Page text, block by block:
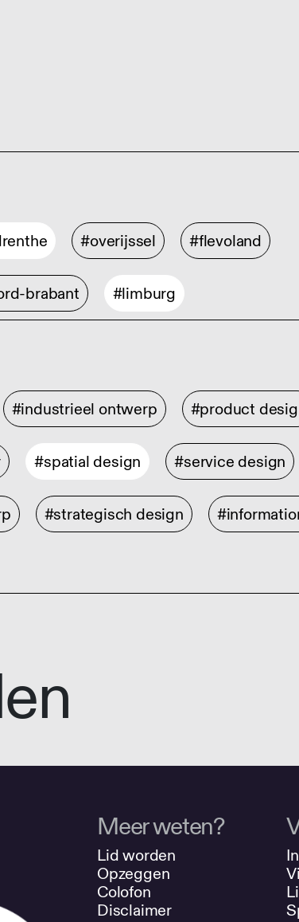
#overijssel #flevoland
brabant #limburg
#industrieel ontwerp #product
#spatial design #service design
#strategisch design
Meer weten?
Lid worden
Opzeggen
Colofon
Disclaimer